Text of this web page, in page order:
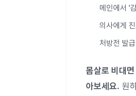
메인에서 '
의사에게
처방전 발
몸살로 비대
아보세요. 원